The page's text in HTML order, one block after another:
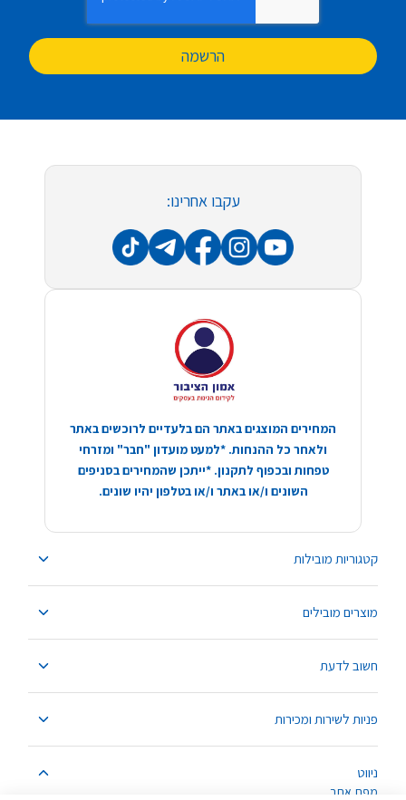
הרשמה
קטגוריות מובילות
מוצרים מובילים
חשוב לדעת
פניות לשירות ומכירות
ניווט
מפת אתר
עקבו אחרינו:
המחירים המוצגים באתר הם בלעדיים לרוכשים באתר
ולאחר כל ההנחות. *למעט מועדון "חבר" ומזרחי
טפחות ובכפוף לתקנון. *ייתכן שהמחירים בסניפים
השונים ו/או באתר ו/או בטלפון יהיו שונים.